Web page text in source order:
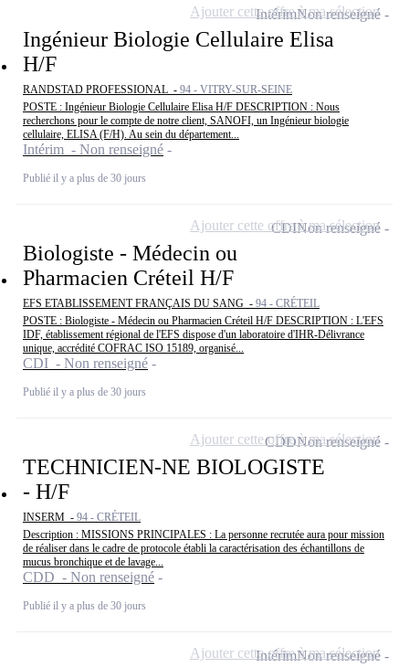
Ingénieur Biologie Cellulaire Elisa
H/F
RANDSTAD PROFESSIONAL - 94 - VITRY-SUR-SEINE
POSTE : Ingénieur Biologie Cellulaire Elisa H/F DESCRIPTION : Nous
recherchons pour le compte de notre client, SANOFI, un Ingénieur biologie
cellulaire, ELISA (F/H). Au sein du département...
Intérim - Non renseigné
Publié il y a plus de 30 jours
IntérimNon renseigné
Ajouter cette offre à ma sélection
Biologiste - Médecin ou
Pharmacien Créteil H/F
EFS ETABLISSEMENT FRANÇAIS DU SANG - 94 - CRÉTEIL
POSTE : Biologiste - Médecin ou Pharmacien Créteil H/F DESCRIPTION : L'EFS
IDF, établissement régional de l'EFS dispose d'un laboratoire d'IHR-Délivrance
unique, accrédité COFRAC ISO 15189, organisé...
CDI - Non renseigné
Publié il y a plus de 30 jours
CDINon renseigné
Ajouter cette offre à ma sélection
TECHNICIEN-NE BIOLOGISTE
- H/F
INSERM - 94 - CRÉTEIL
Description : MISSIONS PRINCIPALES : La personne recrutée aura pour mission
de réaliser dans le cadre de protocole établi la caractérisation des échantillons de
mucus bronchique et de lavage...
CDD - Non renseigné
Publié il y a plus de 30 jours
CDDNon renseigné
Ajouter cette offre à ma sélection
IntérimNon renseigné
Ajouter cette offre à ma sélection